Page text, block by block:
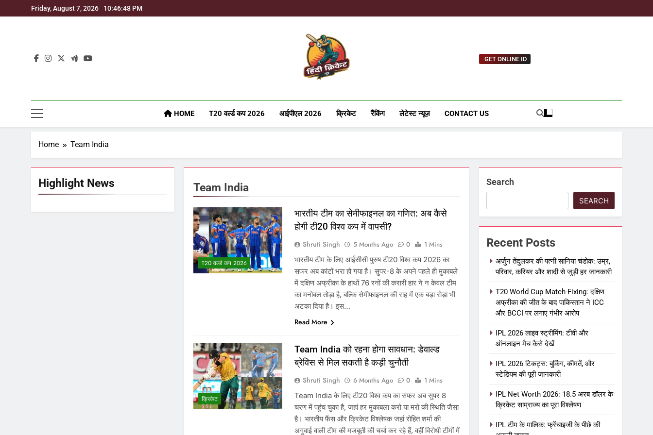
to
Friday, August 7, 2026 10:46:48 PM
Hindicricketnews.com
GET ONLINE ID
HOME T20 वर्ल्ड कप 2026 आईपीएल 2026 क्रिकेट रैंकिंग लेटेस्ट न्यूज़ CONTACT US
Home Team India
Highlight News Team India
T20 वर्ल्ड कप 2026
भारतीय टीम का सेमीफाइनल का गणित: अब कैसे
होगी टी20 विश्व कप में वापसी?
Shruti Singh 5 Months Ago 0
1 Mins
भारतीय टीम के लिए आईसीसी पुरुष टी20 विश्व कप 2026 का
सफर अब कांटों भरा हो गया है। सुपर-8 के अपने पहले ही मुकाबले
में दक्षिण अफ्रीका के हाथों 76 रनों की करारी हार ने न केवल टीम
का मनोबल तोड़ा है, बल्कि सेमीफाइनल की राह में एक बड़ा रोड़ा भी
अटका दिया है। इस…
Read More
क्रिकेट
Team India को रहना होगा सावधान: डेवाल्ड
ब्रेविस से मिल सकती है कड़ी चुनौती
Shruti Singh 6 Months Ago 0
1 Mins
Team India के लिए टी20 विश्व कप का सफर अब सुपर 8
चरण में पहुंच चुका है, जहां हर मुकाबला करो या मरो की स्थिति जैसा
है। भारतीय फैंस और क्रिकेट विश्लेषक जहां रोहित शर्मा की
अगुवाई वाली टीम की मजबूती की चर्चा कर रहे हैं, वहीं विरोधी टीमों में
Search
SEARCH
Recent Posts
अर्जुन तेंदुलकर की पत्नी सानिया चंडोक: उम्र,
परिवार, करियर और शादी से जुड़ी हर जानकारी
T20 World Cup Match-Fixing: दक्षिण
अफ्रीका की जीत के बाद पाकिस्तान ने ICC
और BCCI पर लगाए गंभीर आरोप
IPL 2026 लाइव स्ट्रीमिंग: टीवी और
ऑनलाइन मैच कैसे देखें
IPL 2026 टिकट्स: बुकिंग, कीमतें, और
स्टेडियम की पूरी जानकारी
IPL Net Worth 2026: 18.5 अरब डॉलर के
क्रिकेट साम्राज्य का पूरा विश्लेषण
IPL टीम के मालिक: फ्रेंचाइजी के पीछे की